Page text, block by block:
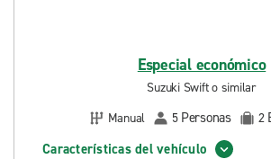
Especial económico
Suzuki Swift o similar
Manual
5 Personas 2
Características del vehículo